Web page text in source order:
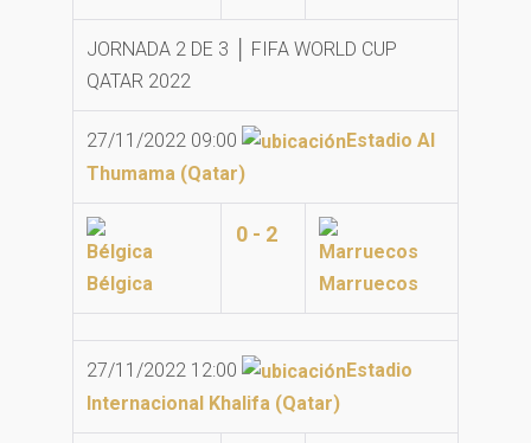
JORNADA 2 DE 3 │ FIFA WORLD CUP
QATAR 2022
27/11/2022 09:00
Estadio Al
Thumama (Qatar)
Bélgica
0 - 2
Marruecos
27/11/2022 12:00
Estadio
Internacional Khalifa (Qatar)